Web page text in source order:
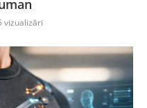
vizualizări